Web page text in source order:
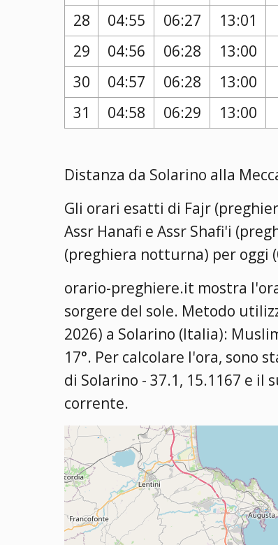
28
04:55 06:27 13:01
29
04:56 06:28 13:00
30
04:57 06:28 13:00
31
04:58 06:29 13:00
Distanza da Solarino alla
Gli orari esatti di Fajr
Assr Hanafi e Assr Shafi'i
(preghiera notturna) per oggi
orario-preghiere.it mostra
sorgere del sole. Metodo
2026) a Solarino (Italia):
17°. Per calcolare l'ora, sono
di Solarino - 37.1, 15.1167 e il
corrente.